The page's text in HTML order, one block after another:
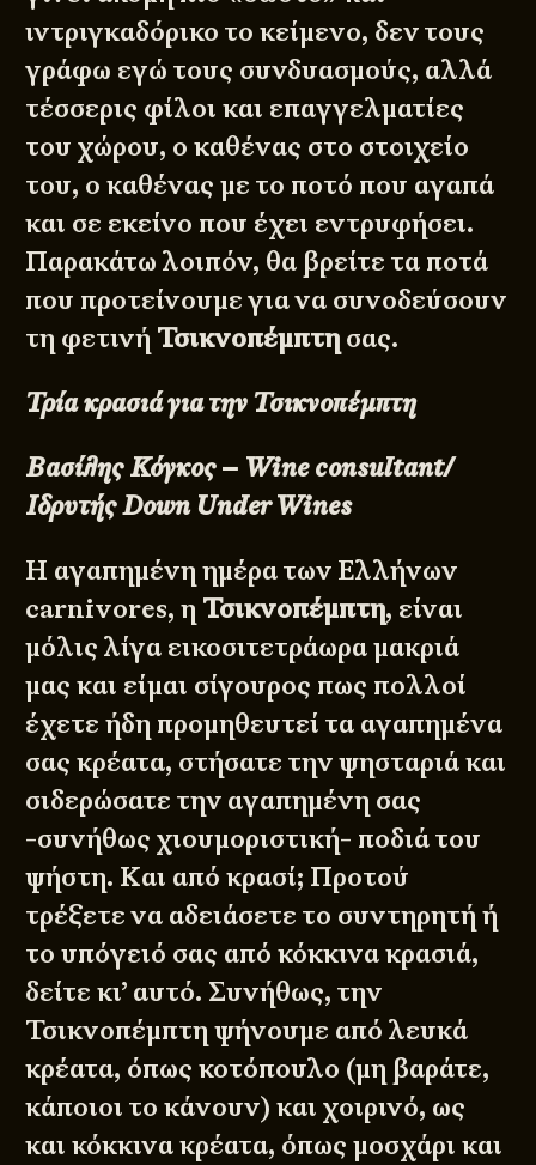
ιντριγκαδόρικο το κείμενο, δεν τους
γράφω εγώ τους συνδυασμούς, αλλά
τέσσερις φίλοι και επαγγελματίες
του χώρου, ο καθένας στο στοιχείο
του, ο καθένας με το ποτό που αγαπά
και σε εκείνο που έχει εντρυφήσει.
Παρακάτω λοιπόν, θα βρείτε τα ποτά
που προτείνουμε για να συνοδεύσουν
τη φετινή Τσικνοπέμπτη σας.
Τρία κρασιά για την Τσικνοπέμπτη
Βασίλης Κόγκος – Wine consultant/
Ιδρυτής Down Under Wines
Η αγαπημένη ημέρα των Ελλήνων
carnivores, η Τσικνοπέμπτη, είναι
μόλις λίγα εικοσιτετράωρα μακριά
μας και είμαι σίγουρος πως πολλοί
έχετε ήδη προμηθευτεί τα αγαπημένα
σας κρέατα, στήσατε την ψησταριά και
σιδερώσατε την αγαπημένη σας
-συνήθως χιουμοριστική- ποδιά του
ψήστη. Και από κρασί; Προτού
τρέξετε να αδειάσετε το συντηρητή ή
το υπόγειό σας από κόκκινα κρασιά,
δείτε κι’ αυτό. Συνήθως, την
Τσικνοπέμπτη ψήνουμε από λευκά
κρέατα, όπως κοτόπουλο (μη βαράτε,
κάποιοι το κάνουν) και χοιρινό, ως
και κόκκινα κρέατα, όπως μοσχάρι και